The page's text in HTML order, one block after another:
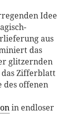
Idee
aus
das
glitzernden
Zifferblatt
des offenen
in endloser